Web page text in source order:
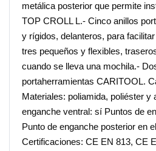
metálica posterior que permite
TOP CROLL L.- Cinco anillos
y rígidos, delanteros, para
tres pequeños y flexibles,
cuando se lleva una mochila.-
portaherramientas CARITOOL.
Materiales: poliamida, poliéster y
enganche ventral: sí Puntos de
Punto de enganche posterior en
Certificaciones: CE EN 813, CE